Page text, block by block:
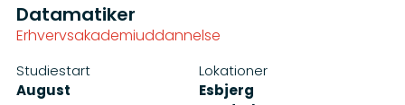
Data­matiker
Erhvervsakademiuddannelse
Studiestart
August
Lokationer
Esbjerg